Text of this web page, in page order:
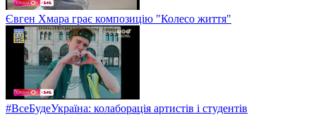
Євген Хмара грає композицію "Колесо життя"
#ВсеБудеУкраїна: колаборація артистів і студентів